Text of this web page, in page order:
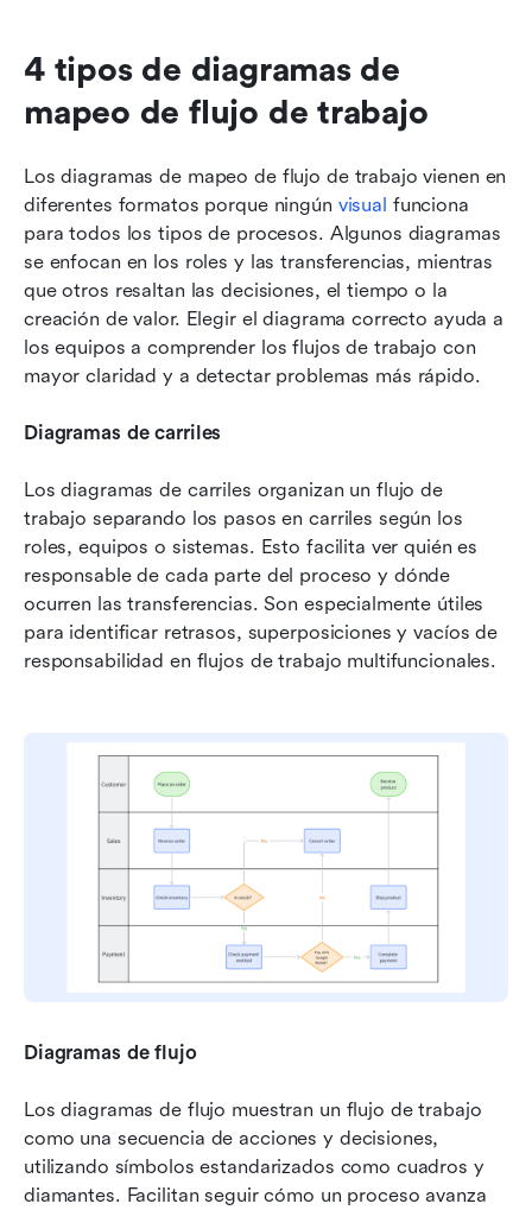
4 tipos de diagramas de
mapeo de flujo de trabajo
Los diagramas de mapeo de flujo de trabajo vienen en
diferentes formatos porque ningún visual funciona
para todos los tipos de procesos. Algunos diagramas
se enfocan en los roles y las transferencias, mientras
que otros resaltan las decisiones, el tiempo o la
creación de valor. Elegir el diagrama correcto ayuda a
los equipos a comprender los flujos de trabajo con
mayor claridad y a detectar problemas más rápido.
Diagramas de carriles
Los diagramas de carriles organizan un flujo de
trabajo separando los pasos en carriles según los
roles, equipos o sistemas. Esto facilita ver quién es
responsable de cada parte del proceso y dónde
ocurren las transferencias. Son especialmente útiles
para identificar retrasos, superposiciones y vacíos de
responsabilidad en flujos de trabajo multifuncionales.
Diagramas de flujo
Los diagramas de flujo muestran un flujo de trabajo
como una secuencia de acciones y decisiones,
utilizando símbolos estandarizados como cuadros y
diamantes. Facilitan seguir cómo un proceso avanza